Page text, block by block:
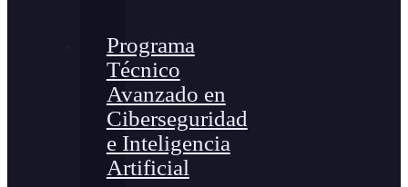
Programa
Técnico
Avanzado en
Ciberseguridad
e Inteligencia
Artificial